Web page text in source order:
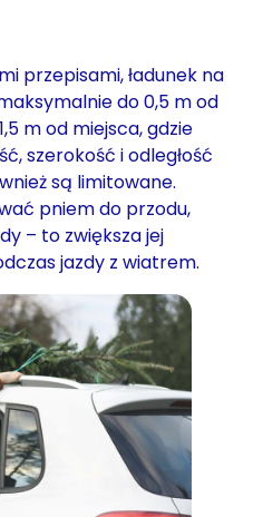
przepisami, ładunek na
do 0,5 m od
m od miejsca, gdzie
szerokość i odległość
są limitowane.
pniem do przodu,
– to zwiększa jej
jazdy z wiatrem.